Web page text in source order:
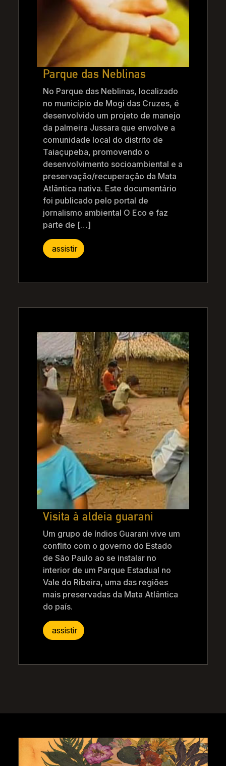
Parque das Neblinas
No Parque das Neblinas, localizado
no município de Mogi das Cruzes, é
desenvolvido um projeto de manejo
da palmeira Jussara que envolve a
comunidade local do distrito de
Taiaçupeba, promovendo o
desenvolvimento socioambiental e a
preservação/recuperação da Mata
Atlântica nativa. Este documentário
foi publicado pelo portal de
jornalismo ambiental O Eco e faz
parte de […]
assistir
Visita à aldeia guarani
Um grupo de índios Guarani vive um
conflito com o governo do Estado
de São Paulo ao se instalar no
interior de um Parque Estadual no
Vale do Ribeira, uma das regiões
mais preservadas da Mata Atlântica
do país.
assistir